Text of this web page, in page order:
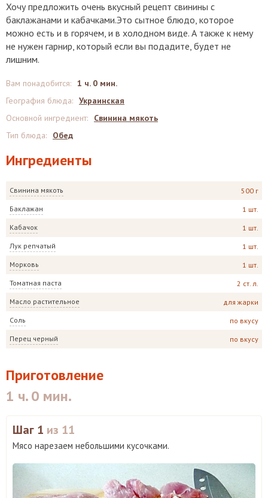
Хочу предложить очень вкусный рецепт свинины с
баклажанами и кабачками.Это сытное блюдо, которое
можно есть и в горячем, и в холодном виде. А также к нему
не нужен гарнир, который если вы подадите, будет не
лишним.
Ингредиенты
Свинина мякоть 500 г
Баклажан 1 шт.
Кабачок 1 шт.
Лук репчатый 1 шт.
Морковь 1 шт.
Томатная паста 2 ст. л.
Масло растительное для жарки
Соль по вкусу
Перец черный по вкусу
Вам понадобится: 1 ч. 0 мин.
География блюда: Украинская
Основной ингредиент:
Свинина мякоть
Тип блюда: Обед
Приготовление
1 ч. 0 мин.
Шаг 1 из 11
Мясо нарезаем небольшими кусочками.